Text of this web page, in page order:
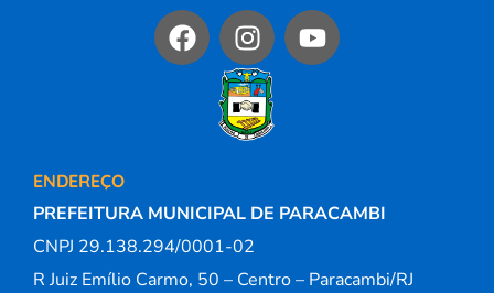
ENDEREÇO
PREFEITURA MUNICIPAL DE PARACAMBI
CNPJ 29.138.294/0001-02
R Juiz Emílio Carmo, 50 – Centro – Paracambi/RJ